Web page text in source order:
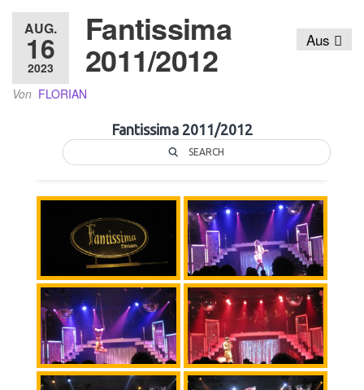
AUG.
16
2023
Aus
Fantissima
2011/2012
Von FLORIAN
Fantissima 2011/2012
SEARCH